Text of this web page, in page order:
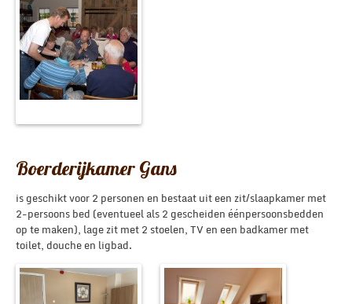
Boerderijkamer Gans
is geschikt voor 2 personen en bestaat uit een zit/slaapkamer met
2-persoons bed (eventueel als 2 gescheiden éénpersoonsbedden
op te maken), lage zit met 2 stoelen, TV en een badkamer met
toilet, douche en ligbad.